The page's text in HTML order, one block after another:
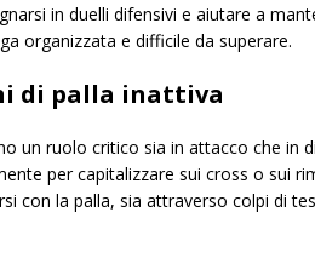
in duelli difensivi e aiutare a
organizzata e difficile da superare.
di palla inattiva
un ruolo critico sia in attacco che in
per capitalizzare sui cross o sui
con la palla, sia attraverso colpi di